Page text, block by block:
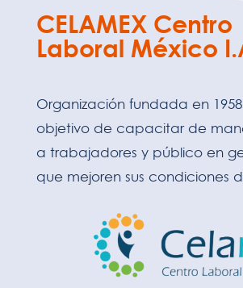
CELAMEX Centro
Laboral México
Organización fundada en
objetivo de capacitar de
a trabajadores y público en
que mejoren sus condiciones